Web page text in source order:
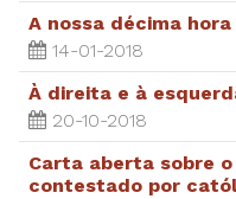
A nossa décima hora
14-01-2018
À direita e à
20-10-2018
Carta aberta sobre
contestado por